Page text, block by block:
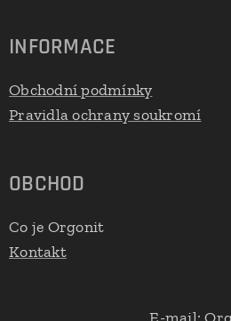
INFORMACE
Obchodní podmínky
Pravidla ochrany soukromí
OBCHOD
Co je Orgonit
Kontakt